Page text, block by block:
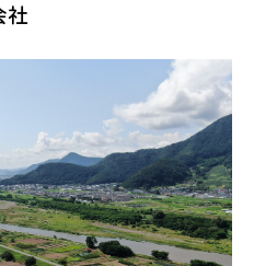
社